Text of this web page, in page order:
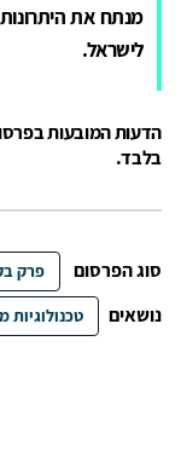
מנתח את
לישראל.
הדעות המובעות
בלבד.
סוג הפרסום פרק
נושאים טכנולוגיות